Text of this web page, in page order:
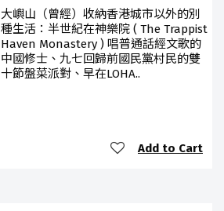
大嶼山（曾經）收納香港城市以外的別
種生活：半世紀在神樂院 ( The Trappist
Haven Monastery ) 唱普通話經文歌的
中國修士、九七回歸前國民黨村民的雙
十節盤菜派對、早在LOHA..
Add to Cart